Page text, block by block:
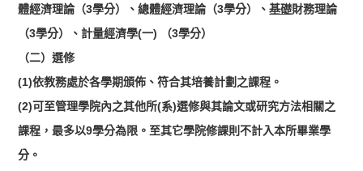
體經濟理論（3學分）、總體經濟理論（3學分）、基礎財務理論
（3學分）、計量經濟學(一) （3學分）
（二）選修
(1)依教務處於各學期頒佈、符合其培養計劃之課程。
(2)可至管理學院內之其他所(系)選修與其論文或研究方法相關之
課程，最多以9學分為限。至其它學院修課則不計入本所畢業學
分。